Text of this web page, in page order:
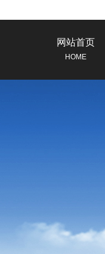
网站首页
HOME